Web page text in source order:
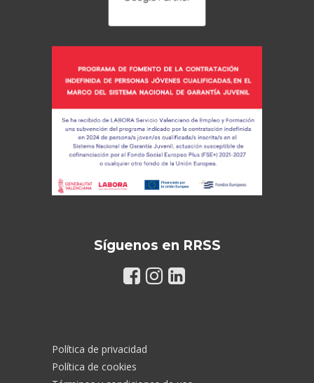
Síguenos en RRSS
Política de privacidad
Política de cookies